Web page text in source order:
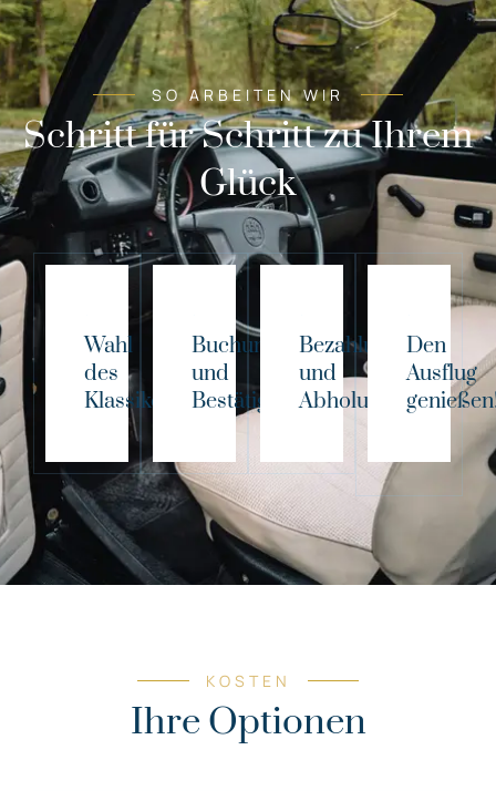
SO ARBEITEN WIR
Schritt für Schritt zu Ihrem
Glück
Wahl
des
Klassikers!
Buchung
und
Bestätigung
Bezahlung
und
Abholung
Den
Ausflug
KOSTEN
Ihre Optionen